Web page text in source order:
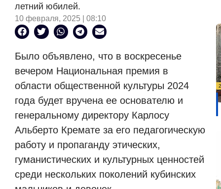
летний юбилей.
10 февраля, 2025 | 08:10
Было объявлено, что в воскресенье
вечером Национальная премия в
области общественной культуры 2024
года будет вручена ее основателю и
генеральному директору Карлосу
Альберто Кремате за его педагогическую
работу и пропаганду этических,
гуманистических и культурных ценностей
среди нескольких поколений кубинских